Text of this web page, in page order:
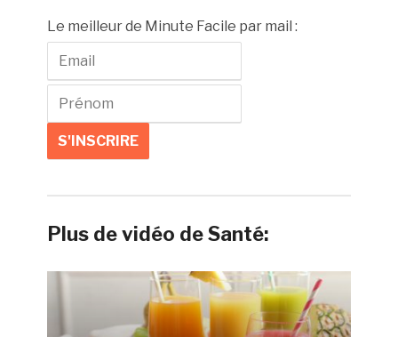
Le meilleur de Minute Facile par mail :
Plus de vidéo de Santé: